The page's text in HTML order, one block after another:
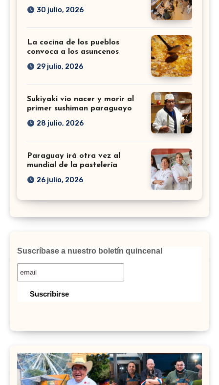
30 julio, 2026
La cocina de los pueblos
convoca a los asuncenos
29 julio, 2026
Sukiyaki vio nacer y morir al
primer sushiman paraguayo
28 julio, 2026
Paraguay irá otra vez al
mundial de la pastelería
26 julio, 2026
Suscríbase a nuestro boletín quincenal